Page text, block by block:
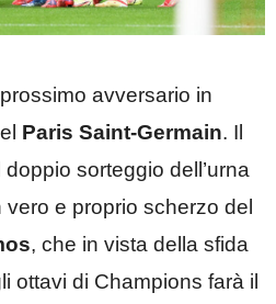
avversario in
Paris Saint-Germain. Il
sorteggio dell’urna
e proprio scherzo del
, che in vista della sfida
ottavi di Champions farà il